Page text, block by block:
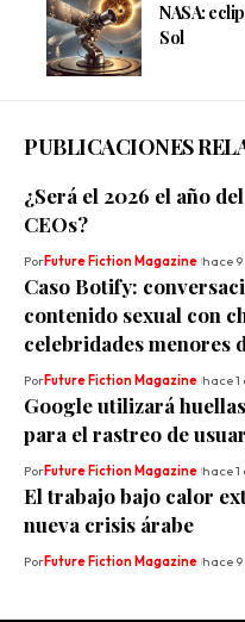
NASA:
Sol
PUBLICACIONES
¿Será el 2026 el año
CEOs?
PorFuture Fiction Magazine hace
Caso Botify:
contenido sexual con
celebridades menores
PorFuture Fiction Magazine hace 1
Google utilizará
para el rastreo de
PorFuture Fiction Magazine hace 1
El trabajo bajo calor
nueva crisis árabe
PorFuture Fiction Magazine hace